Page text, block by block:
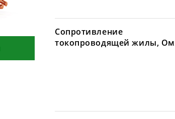
Сопротивление
токопроводящей жилы,